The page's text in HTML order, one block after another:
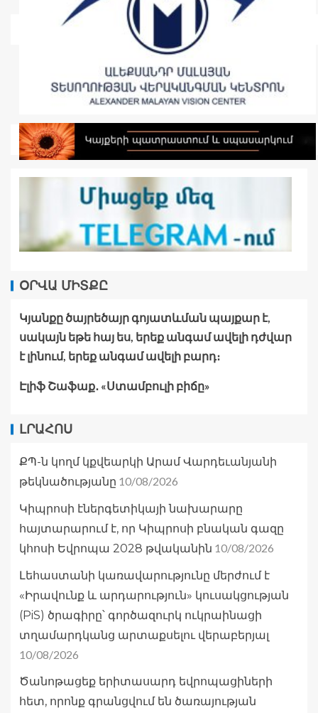
ՕՐՎԱ ՄԻՏՔԸ
Կյանքը ծայրեծայր գոյատևման պայքար է,
սակայն եթե հայ ես, երեք անգամ ավելի դժվար
է լինում, երեք անգամ ավելի բարդ։
Էլիֆ Շաֆաք․ «Ստամբուլի բիճը»
ԼՐԱՀՈՍ
ՔՊ-ն կողմ կքվեարկի Արամ Վարդեւանյանի
թեկնածությանը 10/08/2026
Կիպրոսի էներգետիկայի նախարարը
հայտարարում է, որ Կիպրոսի բնական գազը
կհոսի Եվրոպա 2028 թվականին 10/08/2026
Լեհաստանի կառավարությունը մերժում է
«Իրավունք և արդարություն» կուսակցության
(PiS) ծրագիրը՝ գործազուրկ ուկրաինացի
տղամարդկանց արտաքսելու վերաբերյալ
10/08/2026
Ծանոթացեք երիտասարդ եվրոպացիների
հետ, որոնք գրանցվում են ծառայության